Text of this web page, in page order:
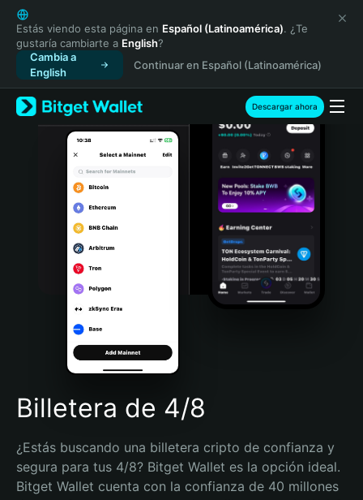
English
日本語
Tiếng Việt
Русский
Español (Latinoamérica)
Türkçe
Italiano
Português (Portugal)
Bahasa Indonesia
Português (Brasil)
Español (Argentina)
Estás viendo esta página en Español (Latinoamérica). ¿Te
gustaría cambiarte a English?
Cambia a
English
Continuar en Español (Latinoamérica)
Descargar ahora
Billetera de 4/8
¿Estás buscando una billetera cripto de confianza y
segura para tus 4/8? Bitget Wallet es la opción ideal.
Bitget Wallet cuenta con la confianza de 40 millones